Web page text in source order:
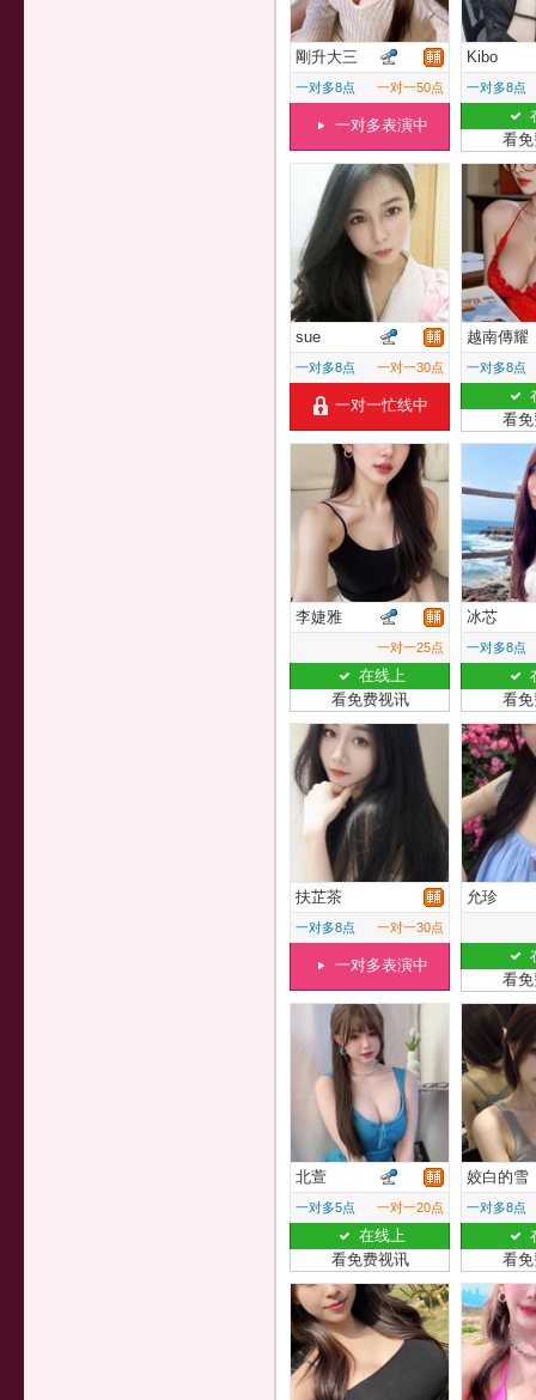
剛升大三
一对多8点 一对一50点
一对多表演中
Kibo
一对多8点
看
sue
一对多8点 一对一30点
一对一忙线中
越南傳耀
一对多8点
看
李婕雅
一对一25点
在线上
看免费视讯
冰芯
一对多8点
看
扶芷茶
一对多8点 一对一30点
一对多表演中
允珍
看
北萱
一对多5点 一对一20点
在线上
看免费视讯
姣白的雪
一对多8点
看